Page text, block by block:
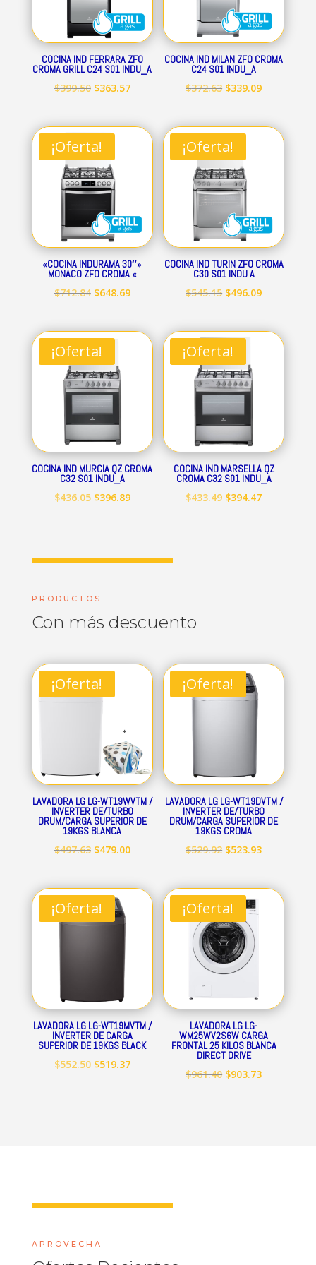
COCINA IND FERRARA ZFO
CROMA GRILL C24 S01 INDU_A
$399.50 El
original
era:
$399.50.
$363.57El
actual
COCINA IND MILAN ZFO CROMA
C24 S01 INDU_A
$372.63 El
original
era:
$372.63.
$339.09El
actual
¡Oferta!
«COCINA INDURAMA 30″»
MONACO ZFO CROMA «
$712.84 El
original
era:
$712.84.
$648.69El
actual
¡Oferta!
COCINA IND TURIN ZFO CROMA
C30 S01 INDU A
$545.15 El
original
era:
$545.15.
$496.09El
actual
¡Oferta!
COCINA IND MURCIA QZ CROMA
C32 S01 INDU_A
$436.05 El
$396.89El
¡Oferta!
COCINA IND MARSELLA QZ
CROMA C32 S01 INDU_A
$433.49 El
$394.47El
PRODUCTOS
Con más descuento
¡Oferta!
LAVADORA LG LG-WT19WVTM /
INVERTER DE/TURBO
DRUM/CARGA SUPERIOR DE
19KGS BLANCA
$497.63 El
original
era:
$497.63.
$479.00El
actual
¡Oferta!
LAVADORA LG LG-WT19DVTM /
INVERTER DE/TURBO
DRUM/CARGA SUPERIOR DE
19KGS CROMA
$529.92 El
original
era:
$529.92.
$523.93El
actual
¡Oferta!
LAVADORA LG LG-WT19MVTM /
INVERTER DE CARGA
SUPERIOR DE 19KGS BLACK
$552.50 El
$519.37El
¡Oferta!
LAVADORA LG LG-
WM25WV2S6W CARGA
FRONTAL 25 KILOS BLANCA
DIRECT DRIVE
$961.40 El
$903.73El
APROVECHA